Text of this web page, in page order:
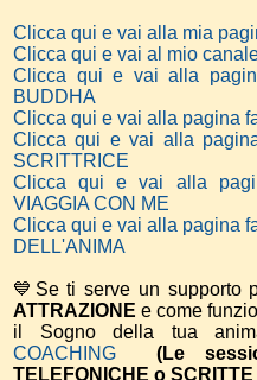
Clicca qui e vai alla mia
Clicca qui e vai al mio
Clicca qui e vai alla
BUDDHA
Clicca qui e vai alla pagina
Clicca qui e vai alla
SCRITTRICE
Clicca qui e vai alla
VIAGGIA CON ME
Clicca qui e vai alla pagina
DELL'ANIMA
💙Se ti serve un supporto
ATTRAZIONE e come
il Sogno della tua
COACHING
(Le
TELEFONICHE o